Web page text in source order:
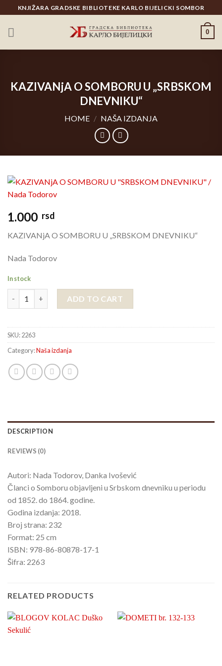
to
content
KNJIŽARA GRADSKE BIBLIOTEKE KARLO BIJELICKI SOMBOR
0
KAZIVANjA O SOMBORU U „SRBSKOM
DNEVNIKU“
HOME / NAŠA IZDANJA
1.000 rsd
KAZIVANjA O SOMBORU U „SRBSKOM DNEVNIKU“
Nada Todorov
In stock
ADD TO CART
SKU:2263
Category:Naša izdanja
DESCRIPTION
REVIEWS (0)
Autori: Nada Todorov, Danka Ivošević
Članci o Somboru objavljeni u Srbskom dnevniku u periodu
od 1852. do 1864. godine.
Godina izdanja: 2018.
Broj strana: 232
Format: 25 cm
ISBN: 978-86-80878-17-1
Šifra: 2263
RELATED PRODUCTS